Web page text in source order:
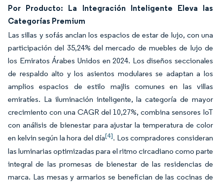
Por Producto: La Integración Inteligente Eleva las
Categorías Premium
Las sillas y sofás anclan los espacios de estar de lujo, con una
participación del 35,24% del mercado de muebles de lujo de
los Emiratos Árabes Unidos en 2024. Los diseños seccionales
de respaldo alto y los asientos modulares se adaptan a los
amplios espacios de estilo majlis comunes en las villas
emiratíes. La iluminación inteligente, la categoría de mayor
crecimiento con una CAGR del 10,27%, combina sensores IoT
con análisis de bienestar para ajustar la temperatura de color
en kelvin según la hora del día[4]. Los compradores consideran
las luminarias optimizadas para el ritmo circadiano como parte
integral de las promesas de bienestar de las residencias de
marca. Las mesas y armarios se benefician de las cocinas de